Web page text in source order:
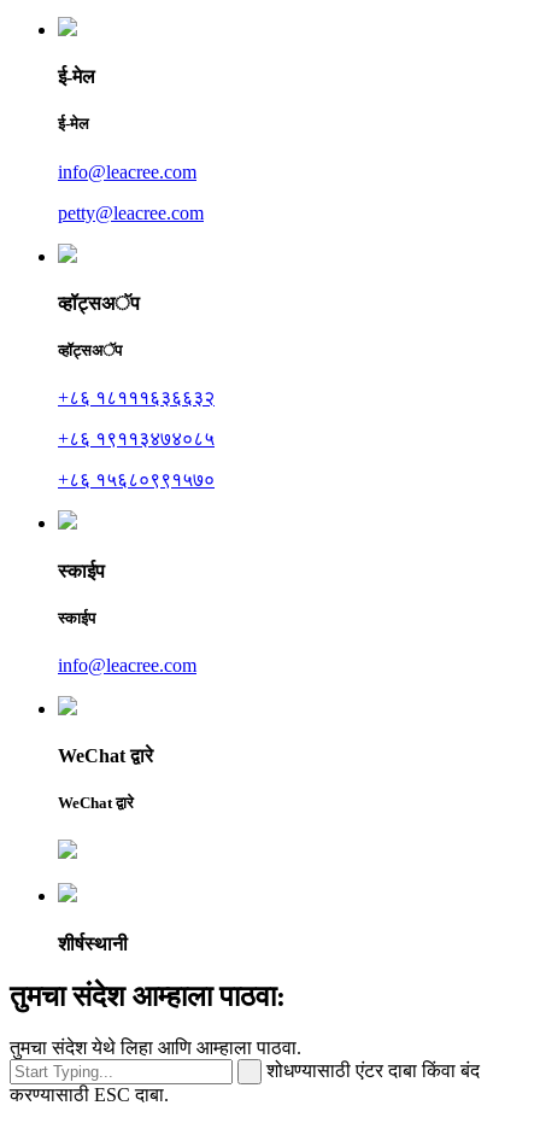
ई-मेल
ई-मेल
info@leacree.com
petty@leacree.com
व्हॉट्सअॅप
व्हॉट्सअॅप
+८६ १८१११६३६६३२
+८६ १९११३४७४०८५
+८६ १५६८०९९१५७०
स्काईप
स्काईप
info@leacree.com
WeChat द्वारे
WeChat द्वारे
शीर्षस्थानी
तुमचा संदेश आम्हाला पाठवा:
तुमचा संदेश येथे लिहा आणि आम्हाला पाठवा.
शोधण्यासाठी एंटर दाबा किंवा बंद
करण्यासाठी ESC दाबा.